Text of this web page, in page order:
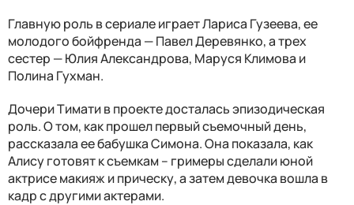
Главную роль в сериале играет Лариса Гузеева, ее
молодого бойфренда — Павел Деревянко, а трех
сестер — Юлия Александрова, Маруся Климова и
Полина Гухман.
Дочери Тимати в проекте досталась эпизодическая
роль. О том, как прошел первый съемочный день,
рассказала ее бабушка Симона. Она показала, как
Алису готовят к съемкам – гримеры сделали юной
актрисе макияж и прическу, а затем девочка вошла в
кадр с другими актерами.